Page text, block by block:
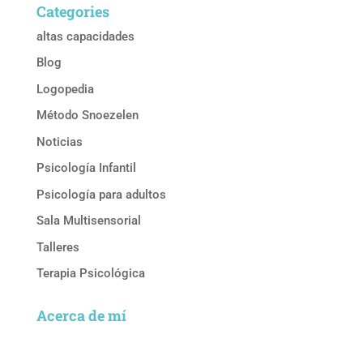
Categories
altas capacidades
Blog
Logopedia
Método Snoezelen
Noticias
Psicología Infantil
Psicología para adultos
Sala Multisensorial
Talleres
Terapia Psicológica
Acerca de mí